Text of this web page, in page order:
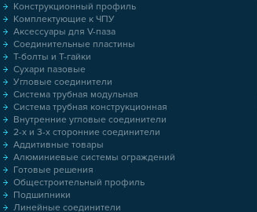
Конструкционный профиль
Комплектующие к ЧПУ
Аксессуары для V-паза
Соединительные пластины
Т-болты и Т-гайки
Сухари пазовые
Угловые соединители
Система трубная модульная
Система трубная конструкционная
Внутренние угловые соединители
2-х и 3-х сторонние соединители
Аддитивные товары
Алюминиевые системы ограждений
Готовые решения
Общестроительный профиль
Подшипники
Линейные соединители